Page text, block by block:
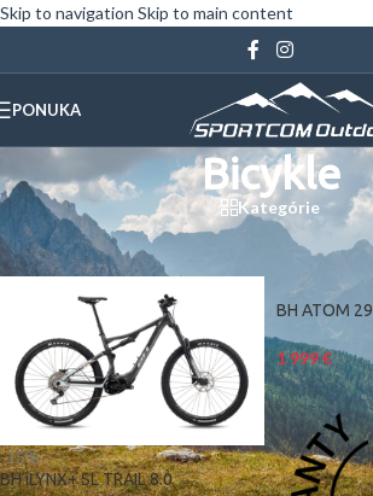
Skip to navigation Skip to main content
PONUKA
Bicykle
Kategórie
Domov/ Bicykle
-15%
BH iLYNX+ SL TRAIL 8.0
BH ATOM 29
1 999€